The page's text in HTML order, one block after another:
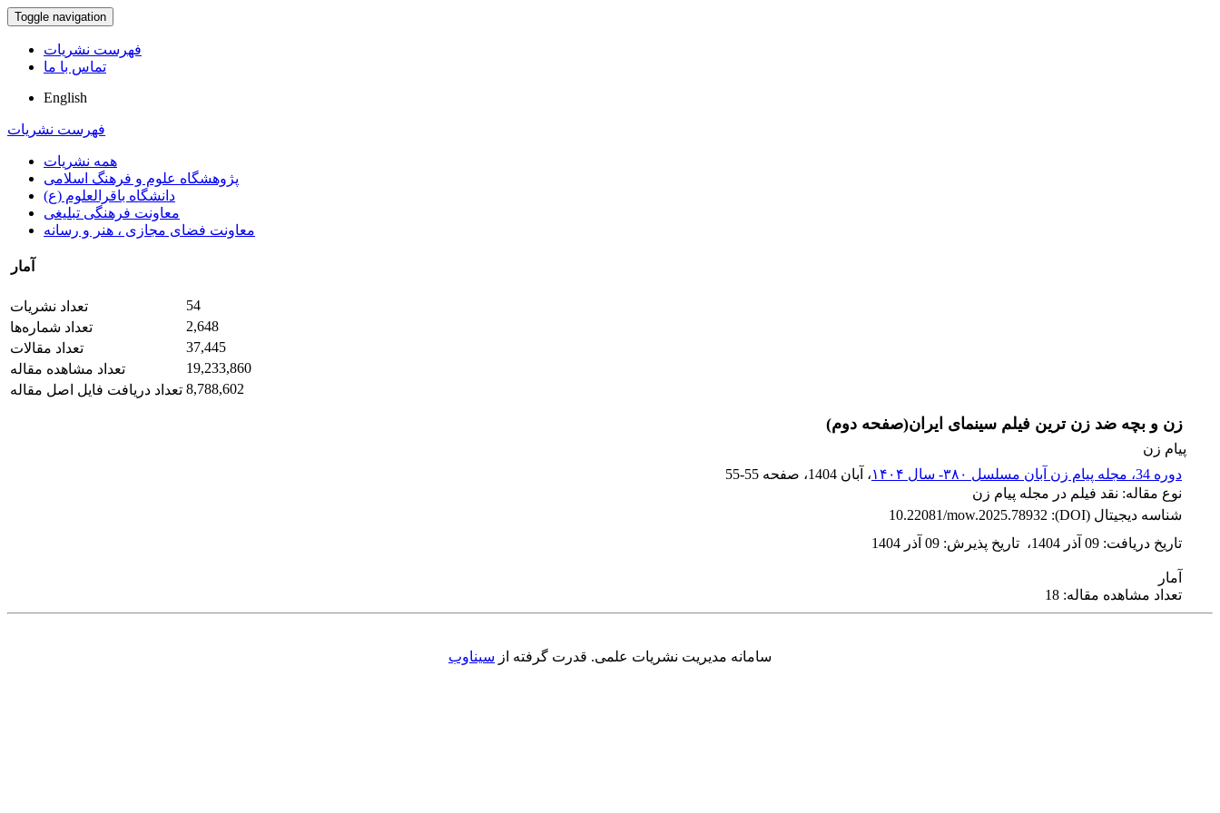
Toggle navigation
فهرست نشریات
تماس با ما
English
فهرست نشریات
همه نشریات
پژوهشگاه علوم و فرهنگ اسلامی
دانشگاه باقرالعلوم (ع)
معاونت فرهنگی تبلیغی
معاونت فضای مجازی ، هنر و رسانه
آمار
تعداد نشریات
54
تعداد شماره‌ها
2,648
تعداد مقالات
37,445
تعداد مشاهده مقاله
19,233,860
تعداد دریافت فایل اصل مقاله 8,788,602
زن و بچه ضد زن ترین فیلم سینمای ایران(صفحه دوم)
پیام زن
دوره 34، مجله پیام زن آبان مسلسل ۳۸۰- سال ۱۴۰۴
، آبان 1404 ، صفحه 55-55
نوع مقاله: نقد فیلم در مجله پیام زن
شناسه دیجیتال (DOI):
10.22081/mow.2025.78932
تاریخ دریافت: 09 آذر 1404 ، تاریخ پذیرش: 09 آذر 1404
آمار
تعداد مشاهده مقاله: 18
سامانه مدیریت نشریات علمی. قدرت گرفته از سیناوب